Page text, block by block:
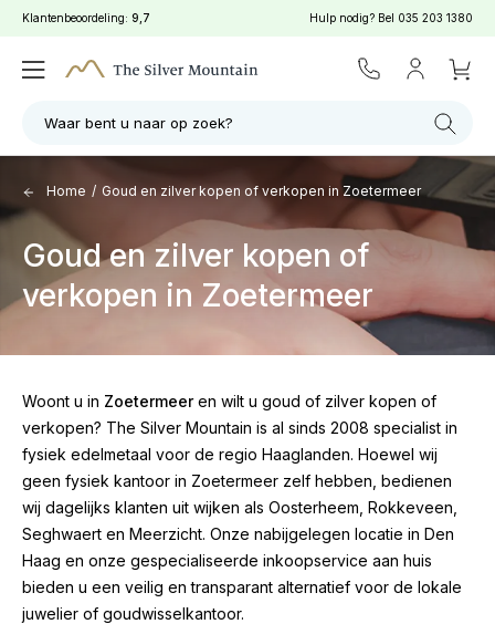
Klantenbeoordeling: 9,7 Hulp nodig? Bel 035 203 1380
Waar bent u naar op zoek?
Home / Goud en zilver kopen of verkopen in Zoetermeer
Goud en zilver kopen of
verkopen in Zoetermeer
Woont u in Zoetermeeren wilt u goud of zilver kopen of
verkopen? The Silver Mountain is al sinds 2008 specialist in
fysiek edelmetaal voor de regio Haaglanden. Hoewel wij
geen fysiek kantoor in Zoetermeer zelf hebben, bedienen
wij dagelijks klanten uit wijken als Oosterheem, Rokkeveen,
Seghwaert en Meerzicht. Onze nabijgelegen locatie in Den
Haag en onze gespecialiseerde inkoopservice aan huis
bieden u een veilig en transparant alternatief voor de lokale
juwelier of goudwisselkantoor.